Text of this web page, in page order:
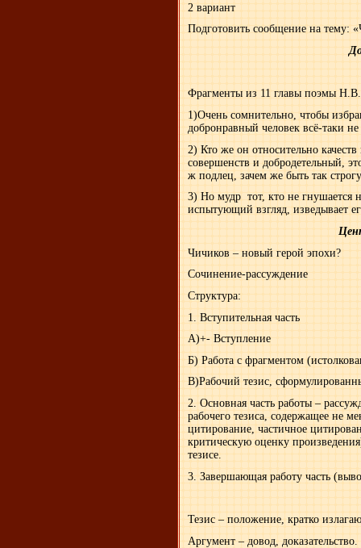
2 вариант
Подготовить сообщение на тему:
Фрагменты из 11 главы поэмы
1)Очень сомнительно, чтобы
добронравный человек всё-таки
2) Кто же он относительно
совершенств и добродетельный,
ж подлец, зачем же быть так
3) Но мудр тот, кто не гнушается
испытующий взгляд, изведывает
Чичиков – новый герой эпохи?
Сочинение-рассуждение
Структура:
1. Вступительная часть
А)+- Вступление
Б) Работа с фрагментом
В)Рабочий тезис,
2. Основная часть работы –
рабочего тезиса, содержащее не
цитирование, частичное
критическую оценку
тезисе.
3. Завершающая работу часть
Тезис – положение, кратко
Аргумент – довод, доказательство.